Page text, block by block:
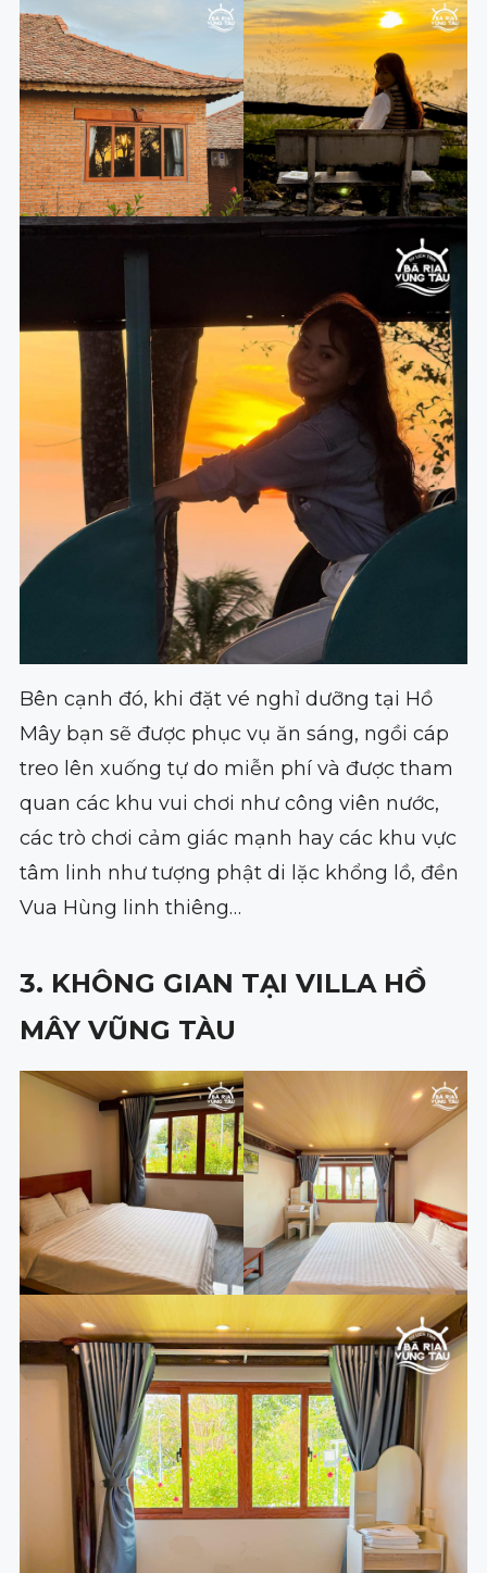
Bên cạnh đó, khi đặt vé nghỉ dưỡng tại Hồ
Mây bạn sẽ được phục vụ ăn sáng, ngồi cáp
treo lên xuống tự do miễn phí và được tham
quan các khu vui chơi như công viên nước,
các trò chơi cảm giác mạnh hay các khu vực
tâm linh như tượng phật di lặc khổng lồ, đền
Vua Hùng linh thiêng…
3. KHÔNG GIAN TẠI VILLA HỒ
MÂY VŨNG TÀU